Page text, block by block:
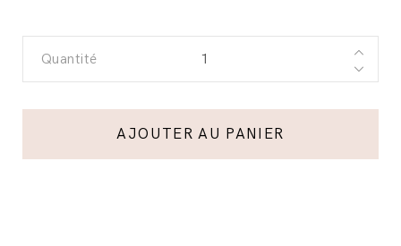
Quantité
AJOUTER AU PANIER